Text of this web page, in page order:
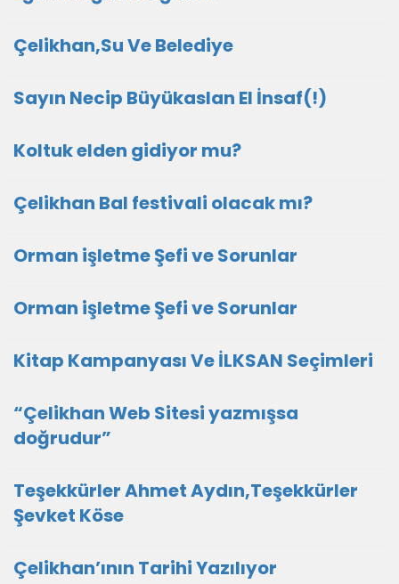
Çelikhan,Su Ve Belediye
Sayın Necip Büyükaslan El İnsaf(!)
Koltuk elden gidiyor mu?
Çelikhan Bal festivali olacak mı?
Orman işletme Şefi ve Sorunlar
Orman işletme Şefi ve Sorunlar
Kitap Kampanyası Ve İLKSAN Seçimleri
“Çelikhan Web Sitesi yazmışsa
doğrudur”
Teşekkürler Ahmet Aydın,Teşekkürler
Şevket Köse
Çelikhan’ının Tarihi Yazılıyor